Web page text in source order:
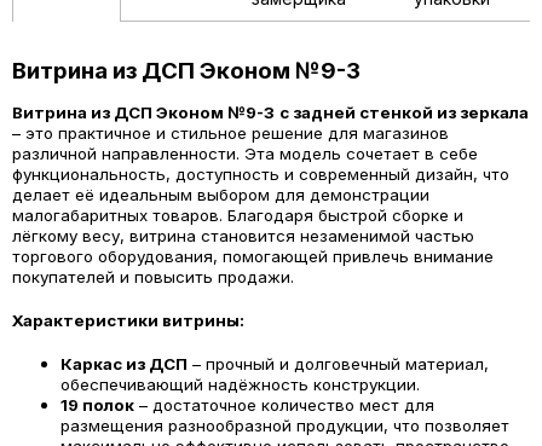
Витрина из ДСП Эконом №9-3
Витрина из ДСП Эконом №9-3 с задней стенкой из зеркала
– это практичное и стильное решение для магазинов
различной направленности. Эта модель сочетает в себе
функциональность, доступность и современный дизайн, что
делает её идеальным выбором для демонстрации
малогабаритных товаров. Благодаря быстрой сборке и
лёгкому весу, витрина становится незаменимой частью
торгового оборудования, помогающей привлечь внимание
покупателей и повысить продажи.
Характеристики витрины:
Каркас из ДСП – прочный и долговечный материал,
обеспечивающий надёжность конструкции.
19 полок – достаточное количество мест для
размещения разнообразной продукции, что позволяет